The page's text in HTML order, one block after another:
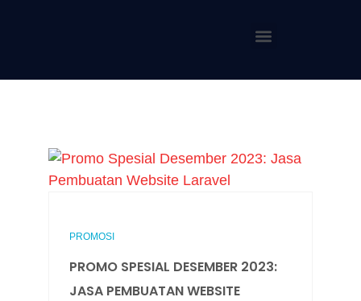
PROMOSI
PROMO SPESIAL DESEMBER 2023:
JASA PEMBUATAN WEBSITE